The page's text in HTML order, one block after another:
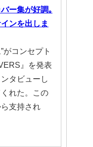
ー集が好調｡
ンを出しま
がコンセプト
』を発表
タビューし
れた。この
支持され